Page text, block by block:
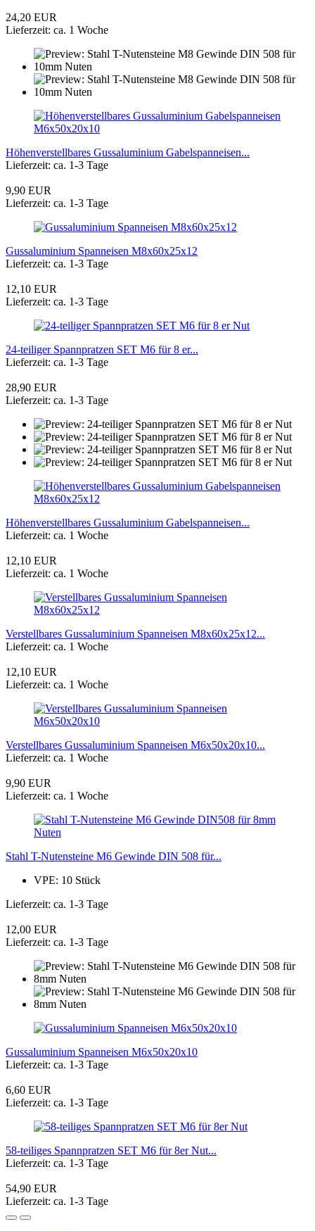
24,20 EUR
Lieferzeit: ca. 1 Woche
Höhenverstellbares Gussaluminium Gabelspanneisen...
Lieferzeit: ca. 1-3 Tage
9,90 EUR
Lieferzeit: ca. 1-3 Tage
Gussaluminium Spanneisen M8x60x25x12
Lieferzeit: ca. 1-3 Tage
12,10 EUR
Lieferzeit: ca. 1-3 Tage
24-teiliger Spannpratzen SET M6 für 8 er...
Lieferzeit: ca. 1-3 Tage
28,90 EUR
Lieferzeit: ca. 1-3 Tage
Höhenverstellbares Gussaluminium Gabelspanneisen...
Lieferzeit: ca. 1 Woche
12,10 EUR
Lieferzeit: ca. 1 Woche
Verstellbares Gussaluminium Spanneisen M8x60x25x12...
Lieferzeit: ca. 1 Woche
12,10 EUR
Lieferzeit: ca. 1 Woche
Verstellbares Gussaluminium Spanneisen M6x50x20x10...
Lieferzeit: ca. 1 Woche
9,90 EUR
Lieferzeit: ca. 1 Woche
Stahl T-Nutensteine M6 Gewinde DIN 508 für...
VPE: 10 Stück
Lieferzeit: ca. 1-3 Tage
12,00 EUR
Lieferzeit: ca. 1-3 Tage
Gussaluminium Spanneisen M6x50x20x10
Lieferzeit: ca. 1-3 Tage
6,60 EUR
Lieferzeit: ca. 1-3 Tage
58-teiliges Spannpratzen SET M6 für 8er Nut...
Lieferzeit: ca. 1-3 Tage
54,90 EUR
Lieferzeit: ca. 1-3 Tage